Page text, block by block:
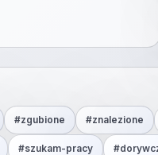
#zgubione #znalezione
#szukam-pracy #